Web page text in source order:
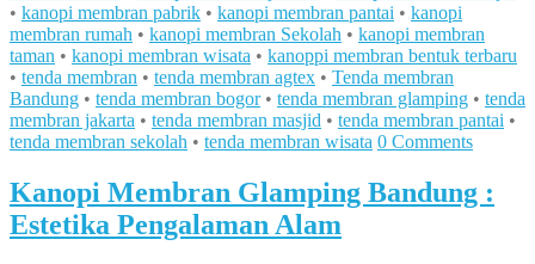
• kanopi membran pabrik • kanopi membran pantai • kanopi
membran rumah • kanopi membran Sekolah • kanopi membran
taman • kanopi membran wisata • kanoppi membran bentuk terbaru
• tenda membran • tenda membran agtex • Tenda membran
Bandung • tenda membran bogor• tenda membran glamping • tenda
membran jakarta • tenda membran masjid • tenda membran pantai •
tenda membran sekolah • tenda membran wisata 0 Comments
Kanopi Membran Glamping Bandung :
Estetika Pengalaman Alam